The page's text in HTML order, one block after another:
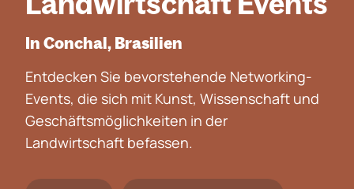
In Conchal, Brasilien
Entdecken Sie bevorstehende Networking-
Events, die sich mit Kunst, Wissenschaft und
Geschäftsmöglichkeiten in der
Landwirtschaft befassen.